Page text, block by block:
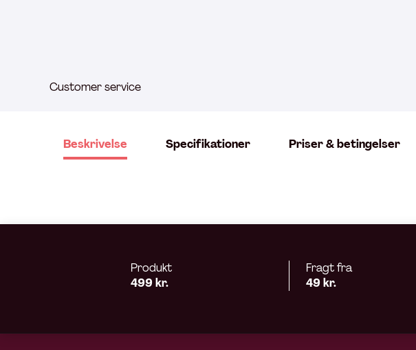
Customer service
Beskrivelse Specifikationer Priser & betingelser
Produkt
499 kr.
Fragt fra
49 kr.